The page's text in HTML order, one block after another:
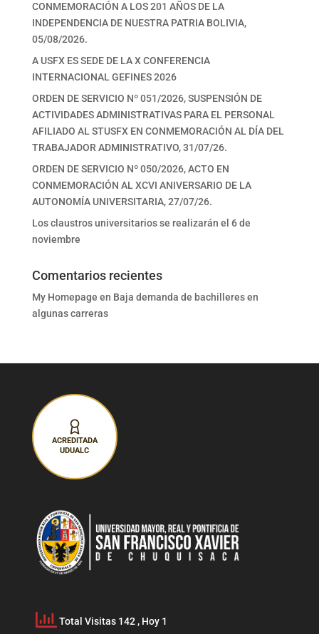
CONMEMORACIÓN A LOS 201 AÑOS DE LA
INDEPENDENCIA DE NUESTRA PATRIA BOLIVIA,
05/08/2026.
A USFX ES SEDE DE LA X CONFERENCIA
INTERNACIONAL GEFINES 2026
ORDEN DE SERVICIO Nº 051/2026, SUSPENSIÓN DE
ACTIVIDADES ADMINISTRATIVAS PARA EL PERSONAL
AFILIADO AL STUSFX EN CONMEMORACIÓN AL DÍA DEL
TRABAJADOR ADMINISTRATIVO, 31/07/26.
ORDEN DE SERVICIO Nº 050/2026, ACTO EN
CONMEMORACIÓN AL XCVI ANIVERSARIO DE LA
AUTONOMÍA UNIVERSITARIA, 27/07/26.
Los claustros universitarios se realizarán el 6 de
noviembre
Comentarios recientes
My Homepage en Baja demanda de bachilleres en
algunas carreras
ACREDITADA
UDUALC
Total Visitas 142 , Hoy 1